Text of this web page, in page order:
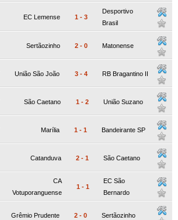
EC Lemense 1 - 3
Desportivo
Brasil
Sertãozinho 2 - 0 Matonense
União São João 3 - 4 RB Bragantino II
São Caetano 1 - 2 União Suzano
Marília 1 - 1 Bandeirante SP
Catanduva 2 - 1 São Caetano
CA
Votuporanguense
1 - 1
EC São
Bernardo
Grêmio Prudente 2 - 0 Sertãozinho